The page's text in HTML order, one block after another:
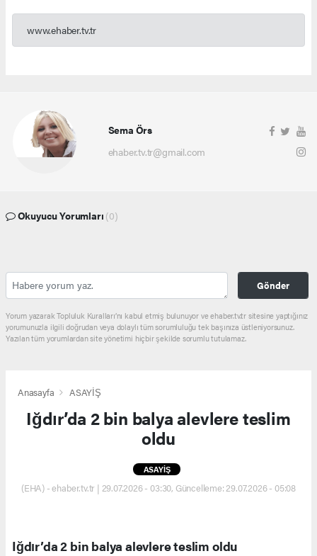
www.ehaber.tv.tr
Sema Örs
ehaber.tv.tr@gmail.com
Okuyucu Yorumları (0)
Gönder
Yorum yazarak Topluluk Kuralları’nı kabul etmiş bulunuyor ve ehaber.tv.tr sitesine yaptığınız
yorumunuzla ilgili doğrudan veya dolaylı tüm sorumluluğu tek başınıza üstleniyorsunuz.
Yazılan tüm yorumlardan site yönetimi hiçbir şekilde sorumlu tutulamaz.
Anasayfa ASAYİŞ
Iğdır’da 2 bin balya alevlere teslim
oldu
ASAYİŞ
(EHA) - ehaber.tv.tr | 29.07.2026 - 03:30, Güncelleme: 29.07.2026 - 05:08
Iğdır’da 2 bin balya alevlere teslim oldu